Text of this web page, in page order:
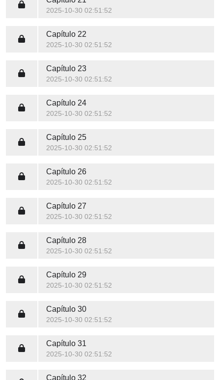
2025-10-30 02:51:52
Capítulo 22
2025-10-30 02:51:52
Capítulo 23
2025-10-30 02:51:52
Capítulo 24
2025-10-30 02:51:52
Capítulo 25
2025-10-30 02:51:52
Capítulo 26
2025-10-30 02:51:52
Capítulo 27
2025-10-30 02:51:52
Capítulo 28
2025-10-30 02:51:52
Capítulo 29
2025-10-30 02:51:52
Capítulo 30
2025-10-30 02:51:52
Capítulo 31
2025-10-30 02:51:52
Capítulo 32